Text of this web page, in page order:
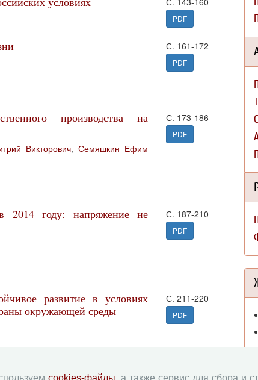
PDF
С. 161-172
PDF
производства на
Викторович, Семяшкин Ефим
С. 173-186
PDF
2014 году: напряжение не
С. 187-210
PDF
развитие в условиях
окружающей среды
С. 211-220
PDF
cookies-файлы, а также сервис для сбора и